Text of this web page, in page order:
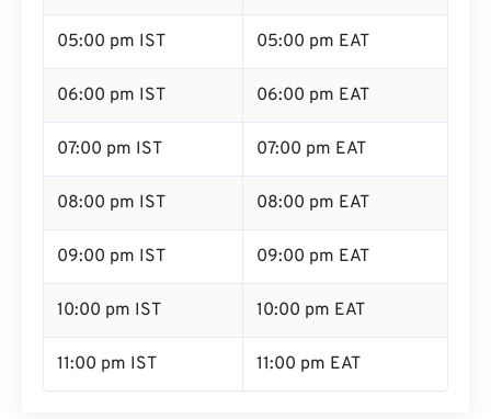
05:00 pm IST 05:00 pm EAT
06:00 pm IST 06:00 pm EAT
07:00 pm IST 07:00 pm EAT
08:00 pm IST 08:00 pm EAT
09:00 pm IST 09:00 pm EAT
10:00 pm IST 10:00 pm EAT
11:00 pm IST 11:00 pm EAT